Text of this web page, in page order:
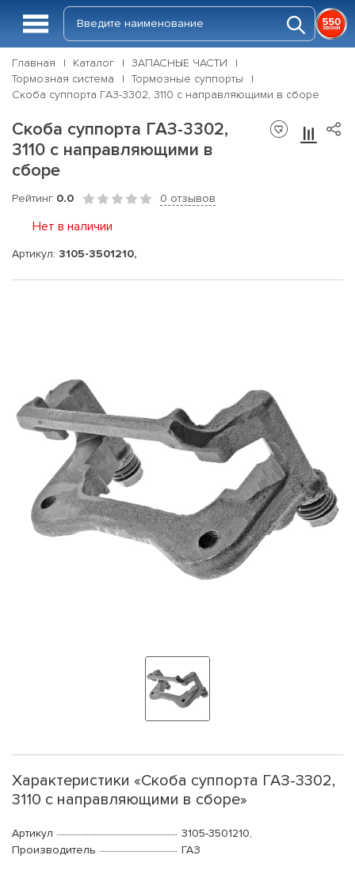
Главная Каталог
ЗАПАСНЫЕ ЧАСТИ
Тормозная система
Тормозные суппорты
Скоба суппорта ГАЗ-3302, 3110 с направляющими в сборе
Скоба суппорта ГАЗ-3302,
3110 с направляющими в
сборе
Рейтинг 0.0 0 отзывов
Нет в наличии
Артикул: 3105-3501210,
Характеристики «Скоба суппорта ГАЗ-3302,
3110 с направляющими в сборе»
Артикул
3105-3501210,
Производитель
ГАЗ